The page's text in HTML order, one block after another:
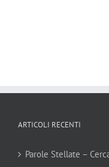
ARTICOLI RECENTI
Parole Stellate –